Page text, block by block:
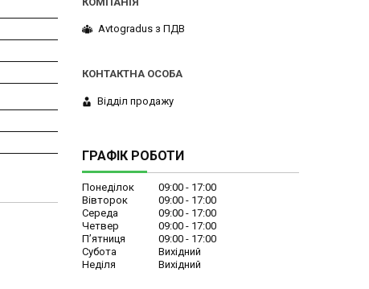
Avtogradus з ПДВ
Відділ продажу
ГРАФІК РОБОТИ
Понеділок 09:00
17:00
Вівторок
09:00
17:00
Середа
09:00
17:00
Четвер
09:00
17:00
Пʼятниця
09:00
17:00
Субота
Вихідний
Неділя
Вихідний